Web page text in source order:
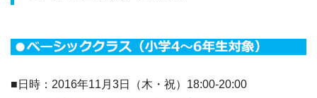
■日時：2016年11月3日（木・祝）18:00-20:00